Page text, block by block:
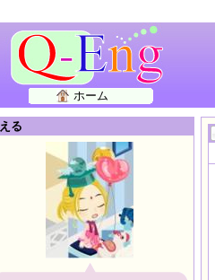
ホーム
える